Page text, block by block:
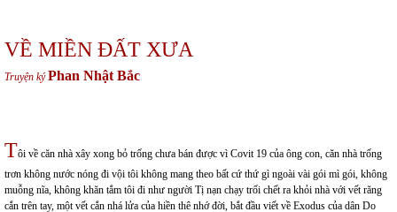
VỀ MIỀN ĐẤT XƯA
Truyện ký Phan Nhật Bắc
Tôi về căn nhà xây xong bỏ trống chưa bán được vì Covit 19 của ông con, căn nhà trống
trơn không nước nóng đi vội tôi không mang theo bất cứ thứ gì ngoài vài gói mì gói, không
muỗng nĩa, không khăn tắm tôi đi như người Tị nạn chạy trối chết ra khỏi nhà với vết răng
cắn trên tay, một vết cắn nhá lửa của hiền thê nhớ đời, bắt đầu viết về Exodus của dân Do